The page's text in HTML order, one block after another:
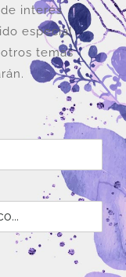
interés
especial
temas